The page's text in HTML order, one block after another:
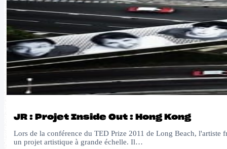
JR : Projet Inside Out : Hong Kong
Lors de la conférence du TED Prize 2011 de Long Beach,
un projet artistique à grande échelle. Il…